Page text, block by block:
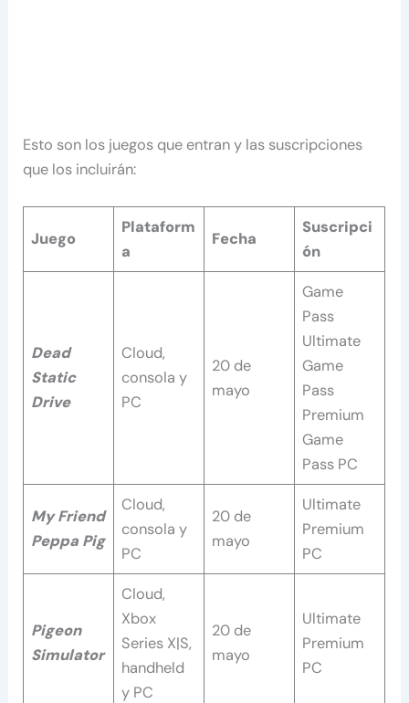
Esto son los juegos que entran y las suscripciones
que los incluirán:
Juego
Plataform
a
Fecha
Suscripci
ón
Dead
Static
Drive
Cloud,
consola y
PC
20 de
mayo
Game
Pass
Ultimate
Game
Pass
Premium
Game
Pass PC
My Friend
Peppa Pig
Cloud,
consola y
PC
20 de
mayo
Ultimate
Premium
PC
Pigeon
Simulator
Cloud,
Xbox
Series X|S,
handheld
y PC
20 de
mayo
Ultimate
Premium
PC